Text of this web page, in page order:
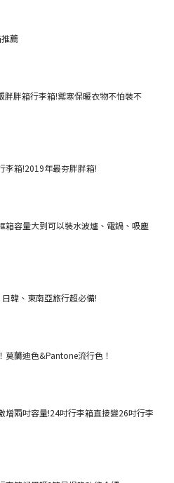
薦
胖胖箱行李箱!禦寒保暖衣物不怕裝不
李箱!2019年最夯胖胖箱!
箱容量大到可以裝水波爐、電鍋、吸塵
韓、東南亞旅行超必備!
莫蘭迪色&Pantone流行色！
增兩吋容量!24吋行李箱直接變26吋行李